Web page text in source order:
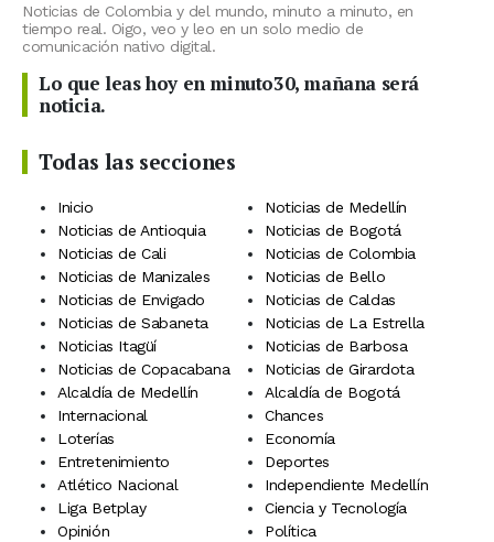
Noticias de Colombia y del mundo, minuto a minuto, en
tiempo real. Oigo, veo y leo en un solo medio de
comunicación nativo digital.
Lo que leas hoy en minuto30, mañana será
noticia.
Todas las secciones
Inicio
Noticias de Medellín
Noticias de Antioquia
Noticias de Bogotá
Noticias de Cali
Noticias de Colombia
Noticias de Manizales
Noticias de Bello
Noticias de Envigado
Noticias de Caldas
Noticias de Sabaneta
Noticias de La Estrella
Noticias Itagüí
Noticias de Barbosa
Noticias de Copacabana
Noticias de Girardota
Alcaldía de Medellín
Alcaldía de Bogotá
Internacional
Chances
Loterías
Economía
Entretenimiento
Deportes
Atlético Nacional
Independiente Medellín
Liga Betplay
Ciencia y Tecnología
Opinión
Política